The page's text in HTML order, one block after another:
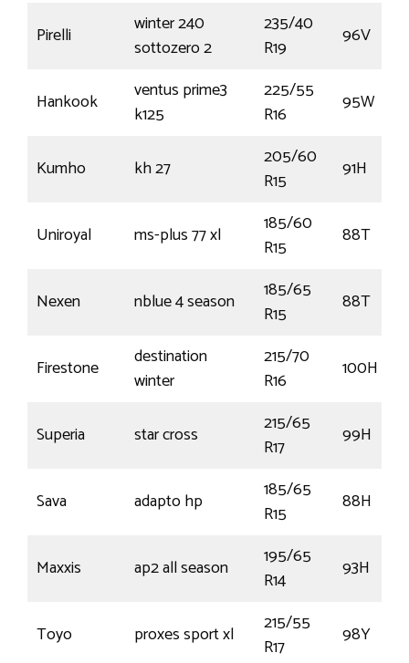
Pirelli
winter 240
sottozero 2
235/40
R19
96V
Hankook
ventus prime3
k125
225/55
R16
95W
Kumho kh 27
205/60
R15
91H
Uniroyal ms-plus 77 xl
185/60
R15
88T
Nexen nblue 4 season
185/65
R15
88T
Firestone
destination
winter
215/70
R16
100H
Superia star cross
215/65
R17
99H
Sava adapto hp
185/65
R15
88H
Maxxis ap2 all season
195/65
R14
93H
Toyo proxes sport xl
215/55
R17
98Y